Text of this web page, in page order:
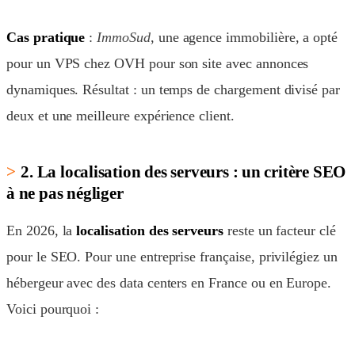
Cas pratique :ImmoSud, une agence immobilière, a opté
pour un VPS chez OVH pour son site avec annonces
dynamiques. Résultat : un temps de chargement divisé par
deux et une meilleure expérience client.
2. La localisation des serveurs : un critère SEO
à ne pas négliger
En 2026, lalocalisation des serveurs reste un facteur clé
pour le SEO. Pour une entreprise française, privilégiez un
hébergeur avec des data centers en France ou en Europe.
Voici pourquoi :